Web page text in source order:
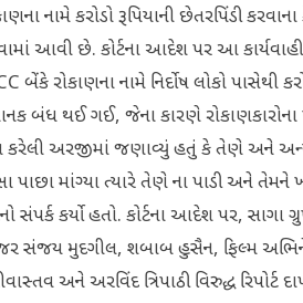
નામે કરોડો રૂપિયાની છેતરપિંડી
આવી છે. કોર્ટના આદેશ પર આ કાર્યવાહી
બેંકે રોકાણના નામે નિર્દોષ લોકો
થઈ ગઈ, જેના કારણે રોકાણકારોના
કરેલી અરજીમાં જણાવ્યું હતું કે તેણે
પાછા માંગ્યા ત્યારે તેણે ના પાડી અને તેમને
સંપર્ક કર્યો હતો. કોર્ટના આદેશ પર, સાગા
સંજય મુદગીલ, શબાબ હુસૈન, ફિલ્મ
અને અરવિંદ ત્રિપાઠી વિરુદ્ધ રિપોર્ટ